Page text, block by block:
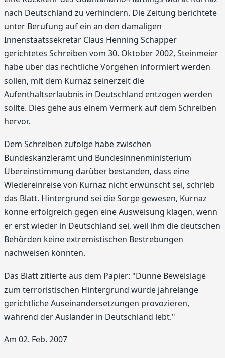
nach Deutschland zu verhindern. Die Zeitung berichtete
unter Berufung auf ein an den damaligen
Innenstaatssekretär Claus Henning Schapper
gerichtetes Schreiben vom 30. Oktober 2002, Steinmeier
habe über das rechtliche Vorgehen informiert werden
sollen, mit dem Kurnaz seinerzeit die
Aufenthaltserlaubnis in Deutschland entzogen werden
sollte. Dies gehe aus einem Vermerk auf dem Schreiben
hervor.
Dem Schreiben zufolge habe zwischen
Bundeskanzleramt und Bundesinnenministerium
Übereinstimmung darüber bestanden, dass eine
Wiedereinreise von Kurnaz nicht erwünscht sei, schrieb
das Blatt. Hintergrund sei die Sorge gewesen, Kurnaz
könne erfolgreich gegen eine Ausweisung klagen, wenn
er erst wieder in Deutschland sei, weil ihm die deutschen
Behörden keine extremistischen Bestrebungen
nachweisen könnten.
Das Blatt zitierte aus dem Papier: "Dünne Beweislage
zum terroristischen Hintergrund würde jahrelange
gerichtliche Auseinandersetzungen provozieren,
während der Ausländer in Deutschland lebt."
Am 02. Feb. 2007